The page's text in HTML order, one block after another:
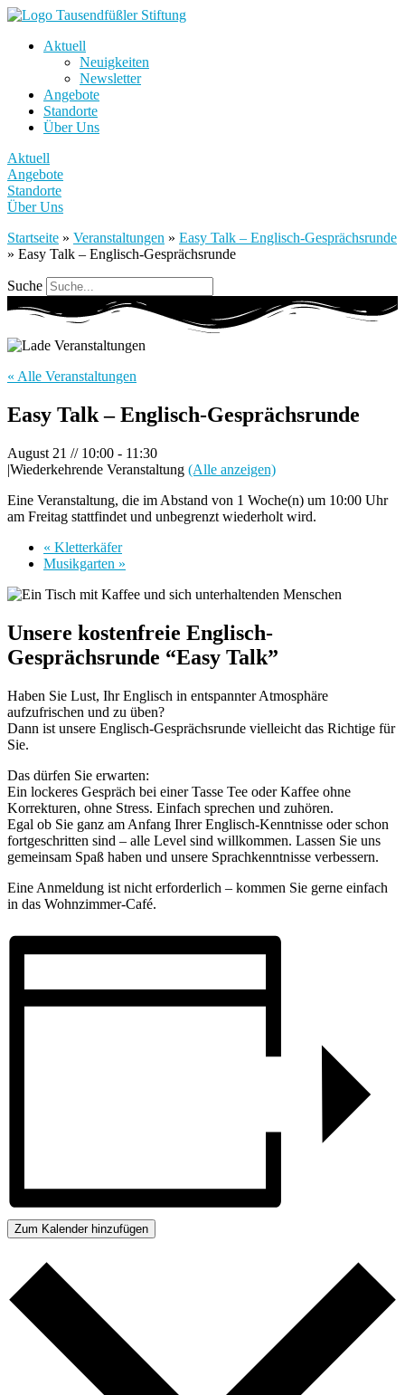
Aktuell
Neuigkeiten
Newsletter
Angebote
Standorte
Über Uns
Aktuell
Angebote
Standorte
Über Uns
Startseite » Veranstaltungen » Easy Talk – Englisch-Gesprächsrunde
» Easy Talk – Englisch-Gesprächsrunde
Suche
« Alle Veranstaltungen
Easy Talk – Englisch-Gesprächsrunde
August 21 // 10:00 - 11:30
|Wiederkehrende Veranstaltung (Alle anzeigen)
Eine Veranstaltung, die im Abstand von 1 Woche(n) um 10:00 Uhr
am Freitag stattfindet und unbegrenzt wiederholt wird.
« Kletterkäfer
Musikgarten »
Unsere kostenfreie Englisch-
Gesprächsrunde “Easy Talk”
Haben Sie Lust, Ihr Englisch in entspannter Atmosphäre
aufzufrischen und zu üben?
Dann ist unsere Englisch-Gesprächsrunde vielleicht das Richtige für
Sie.
Das dürfen Sie erwarten:
Ein lockeres Gespräch bei einer Tasse Tee oder Kaffee ohne
Korrekturen, ohne Stress. Einfach sprechen und zuhören.
Egal ob Sie ganz am Anfang Ihrer Englisch-Kenntnisse oder schon
fortgeschritten sind – alle Level sind willkommen. Lassen Sie uns
gemeinsam Spaß haben und unsere Sprachkenntnisse verbessern.
Eine Anmeldung ist nicht erforderlich – kommen Sie gerne einfach
in das Wohnzimmer-Café.
Zum Kalender hinzufügen